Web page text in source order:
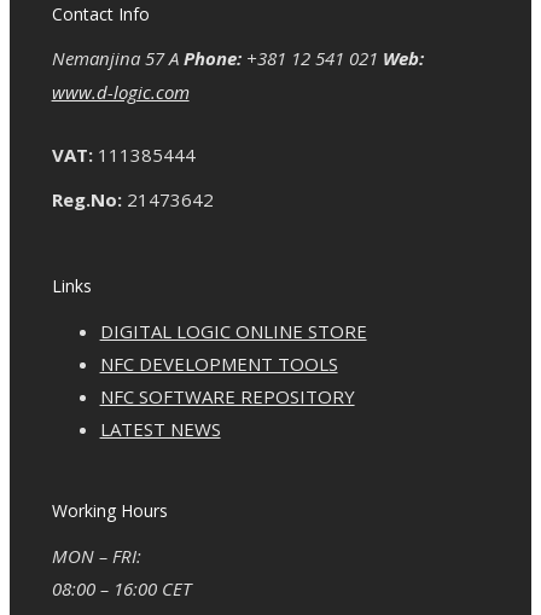
Contact Info
Nemanjina 57 A Phone:+381 12 541 021 Web:
www.d-logic.com
VAT:111385444
Reg.No:21473642
Links
DIGITAL LOGIC ONLINE STORE
NFC DEVELOPMENT TOOLS
NFC SOFTWARE REPOSITORY
LATEST NEWS
Working Hours
MON – FRI:
08:00 – 16:00 CET